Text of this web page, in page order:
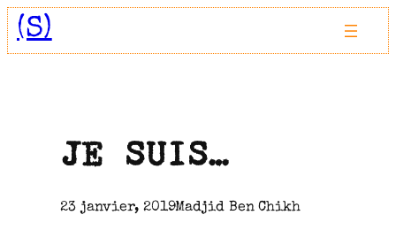
Aller
au(S)
JE SUIS…
23 janvier, 2019Madjid Ben Chikh